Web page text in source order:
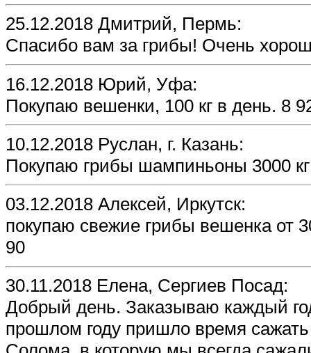
25.12.2018 Дмитрий, Пермь:
Спасибо вам за грибы! Очень
16.12.2018 Юрий, Уфа:
Покупаю вешенки, 100 кг в день. 8
10.12.2018 Руслан, г. Казань:
Покупаю грибы шампиньоны 3000
03.12.2018 Алексей, Иркутск:
покупаю свежие грибы вешенка от
90
30.11.2018 Елена, Сергиев Посад:
Добрый день. Заказываю каждый
прошлом году пришло время